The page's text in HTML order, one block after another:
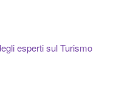
esperti sul Turismo